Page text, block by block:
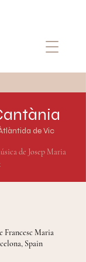
de Vic
de Josep Maria
Guix
Francesc Maria
Spain